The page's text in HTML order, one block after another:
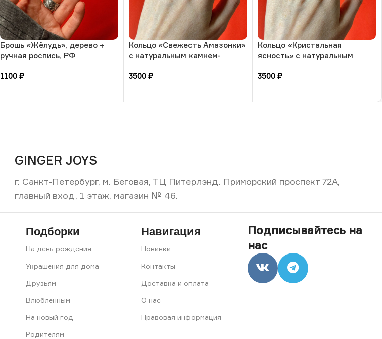
Брошь «Жёлудь», дерево +
ручная роспись, РФ
1100 ₽
Кольцо «Свежесть Амазонки»
с натуральным камнем-
3500₽
Кольцо «Кристальная
ясность» с натуральным
17 размера, РБ
3500 ₽
GINGER JOYS
г. Санкт-Петербург, м. Беговая, ТЦ Питерлэнд. Приморский проспект 72А,
главный вход, 1 этаж, магазин № 46.
Подборки
На день рождения
Украшения для дома
Друзьям
Влюбленным
На новый год
Родителям
Навигация
Новинки
Контакты
Доставка и оплата
О нас
Правовая информация
Подписывайтесь на
нас